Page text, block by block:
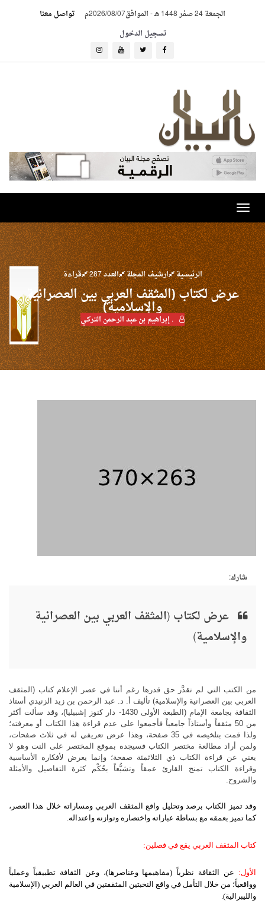
الجمعة 24 صفر 1448 هـ -الموافق2026/08/07م
تواصل معنا
تسجيل الدخول
Toggle
navigation
الرئيسية ارشيف المجلة العدد 287 قراءة
عرض لكتاب (المثقف العربي بين العصرانية
والإسلامية)
. إبراهيم بن عبد الرحمن التركـي
شارك:
عرض لكتاب (المثقف العربي بين العصرانية
والإسلامية)
من الكتب التي لم تقدَّر حق قدرها رغم أننا في عصر الإعلام كتاب (المثقف
العربي بين العصرانية والإسلامية) تأليف أ. د. عبد الرحمن بن زيد الزنيدي أستاذ
الثقافة بجامعة الإمام (الطبعة الأولى 1430- دار كنوز إشبيليا)، وقد سألت أكثر
من 50 مثقفاً وأستاذاً جامعياً فأجمعوا على عدم قراءة هذا الكتاب أو معرفته؛
ولذا قمت بتلخيصه في 35 صفحة، وهذا عرض تعريفي له في ثلاث صفحات،
ولمن أراد مطالعة مختصر الكتاب فسيجده بموقع المختصر على النت وهو لا
يغني عن قراءة الكتاب ذي الثلاثمئة صفحة؛ وإنما يعرض لأفكاره الأساسية
وقراءة الكتاب تمنح القارئ عمقاً وتشبُّعاً بحُكْم كثرة التفاصيل والأمثلة
والشروح.
وقد تميز الكتاب برصد وتحليل واقع المثقف العربي ومساراته خلال هذا العصر،
كما تميز بعمقه مع بساطة عباراته واختصاره وتوازنه واعتداله.
كتاب المثقف العربي يقع في فصلين:
الأول: عن الثقافة نظرياً (مفاهيمها وعناصرها)، وعن الثقافة تطبيقياً وعملياً
وواقعياً؛ من خلال التأمل في واقع النخبتين المثقفتين في العالم العربي (الإسلامية
والليبرالية).